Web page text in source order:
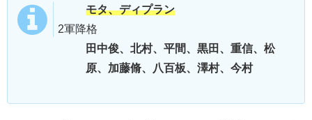
モタ、ディプラン
2軍降格
田中俊、北村、平間、黒田、重信、松
原、加藤脩、八百板、澤村、今村